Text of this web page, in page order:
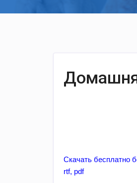
Скачать бесплатно
rtf, pdf